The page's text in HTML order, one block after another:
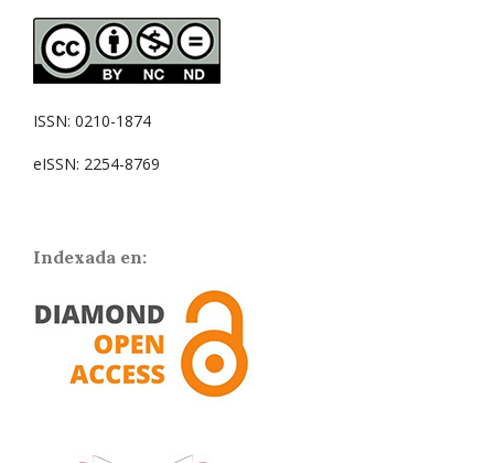
ISSN: 0210-1874
eISSN: 2254-8769
Indexada en: